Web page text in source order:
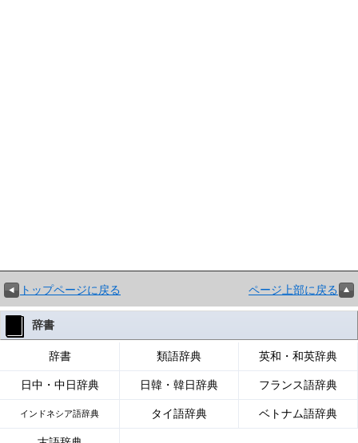
トップページに戻る ページ上部に戻る
辞書
辞書 類語辞典 英和・和英辞典
日中・中日辞典 日韓・韓日辞典 フランス語辞典
インドネシア語辞典 タイ語辞典 ベトナム語辞典